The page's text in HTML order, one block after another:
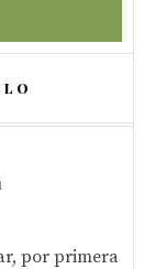
por primera